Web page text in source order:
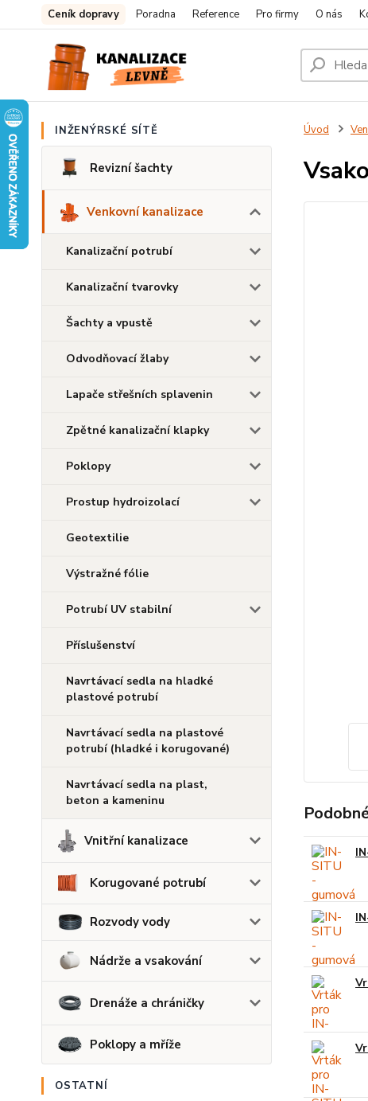
Ceník dopravy Poradna Reference Pro firmy O nás
INŽENÝRSKÉ SÍTĚ
Revizní šachty
Venkovní kanalizace
Kanalizační potrubí
Kanalizační tvarovky
Šachty a vpustě
Odvodňovací žlaby
Lapače střešních splavenin
Zpětné kanalizační klapky
Poklopy
Prostup hydroizolací
Geotextilie
Výstražné fólie
Potrubí UV stabilní
Příslušenství
Navrtávací sedla na hladké
plastové potrubí
Navrtávací sedla na plastové
potrubí (hladké i korugované)
Navrtávací sedla na plast,
beton a kameninu
Vnitřní kanalizace
Korugované potrubí
Rozvody vody
Nádrže a vsakování
Drenáže a chráničky
Poklopy a mříže
OSTATNÍ
Úvod